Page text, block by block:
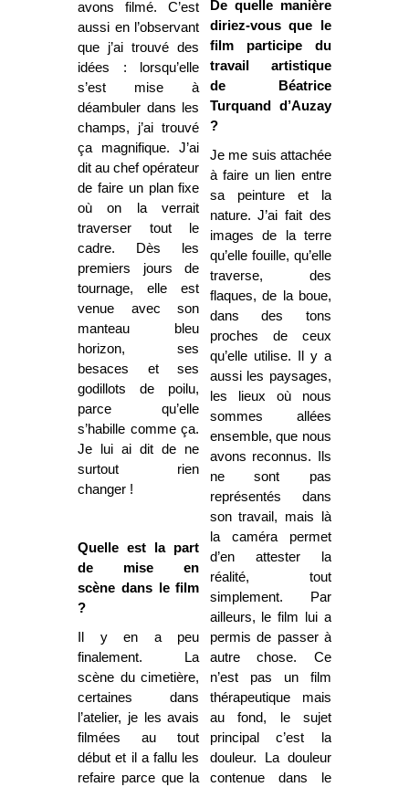
avons filmé. C’est
aussi en l’observant
que j’ai trouvé des
idées : lorsqu’elle
s’est mise à
déambuler dans les
champs, j’ai trouvé
ça magnifique. J’ai
dit au chef opérateur
de faire un plan fixe
où on la verrait
traverser tout le
cadre. Dès les
premiers jours de
tournage, elle est
venue avec son
manteau bleu
horizon, ses
besaces et ses
godillots de poilu,
parce qu’elle
s’habille comme ça.
Je lui ai dit de ne
surtout rien
changer !
Quelle est la part
de mise en
scène dans le film
?
Il y en a peu
finalement. La
scène du cimetière,
certaines dans
l’atelier, je les avais
filmées au tout
début et il a fallu les
refaire parce que la
De quelle manière
diriez-vous que le
film participe du
travail artistique
de Béatrice
Turquand d’Auzay
?
Je me suis attachée
à faire un lien entre
sa peinture et la
nature. J’ai fait des
images de la terre
qu’elle fouille, qu’elle
traverse, des
flaques, de la boue,
dans des tons
proches de ceux
qu’elle utilise. Il y a
aussi les paysages,
les lieux où nous
sommes allées
ensemble, que nous
avons reconnus. Ils
ne sont pas
représentés dans
son travail, mais là
la caméra permet
d’en attester la
réalité, tout
simplement.
Par
ailleurs, le film lui a
permis de passer à
autre chose. Ce
n’est pas un film
thérapeutique mais
au fond, le sujet
principal c’est la
douleur. La douleur
contenue dans le